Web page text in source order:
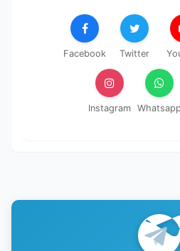
Facebook Twitter
Instagram Whatsapp